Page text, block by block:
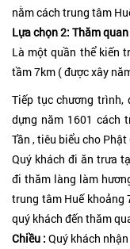
nằm cách trung tâm
Lựa chọn 2: Thăm
Là một quần thể kiến
tầm 7km ( được xây
Tiếp tục chương trình,
dựng năm 1601 cách
Tần , tiêu biểu cho
Quý khách đi ăn trưa
đi thăm làng làm
trung tâm Huế khoảng
quý khách đến thăm
Chiều : Quý khách